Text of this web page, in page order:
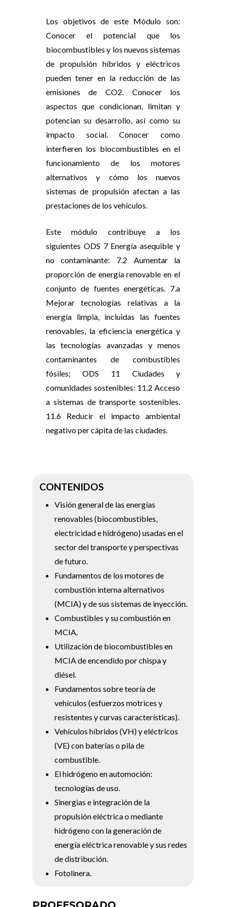
Los objetivos de este Módulo son:
Conocer el potencial que los
biocombustibles y los nuevos sistemas
de propulsión híbridos y eléctricos
pueden tener en la reducción de las
emisiones de CO2. Conocer los
aspectos que condicionan, limitan y
potencian su desarrollo, así como su
impacto social. Conocer como
interfieren los biocombustibles en el
funcionamiento de los motores
alternativos y cómo los nuevos
sistemas de propulsión afectan a las
prestaciones de los vehículos.
Este módulo contribuye a los
siguientes ODS 7 Energía asequible y
no contaminante: 7.2 Aumentar la
proporción de energía renovable en el
conjunto de fuentes energéticas. 7.a
Mejorar tecnologías relativas a la
energía limpia, incluidas las fuentes
renovables, la eficiencia energética y
las tecnologías avanzadas y menos
contaminantes de combustibles
fósiles; ODS 11 Ciudades y
comunidades sostenibles: 11.2 Acceso
a sistemas de transporte sostenibles.
11.6 Reducir el impacto ambiental
negativo per cápita de las ciudades.
CONTENIDOS
Visión general de las energías
renovables (biocombustibles,
electricidad e hidrógeno) usadas en el
sector del transporte y perspectivas
de futuro.
Fundamentos de los motores de
combustión interna alternativos
(MCIA) y de sus sistemas de inyección.
Combustibles y su combustión en
MCIA.
Utilización de biocombustibles en
MCIA de encendido por chispa y
diésel.
Fundamentos sobre teoría de
vehículos (esfuerzos motrices y
resistentes y curvas características).
Vehículos híbridos (VH) y eléctricos
(VE) con baterías o pila de
combustible.
El hidrógeno en automoción:
tecnologías de uso.
Sinergias e integración de la
propulsión eléctrica o mediante
hidrógeno con la generación de
energía eléctrica renovable y sus redes
de distribución.
Fotolinera.